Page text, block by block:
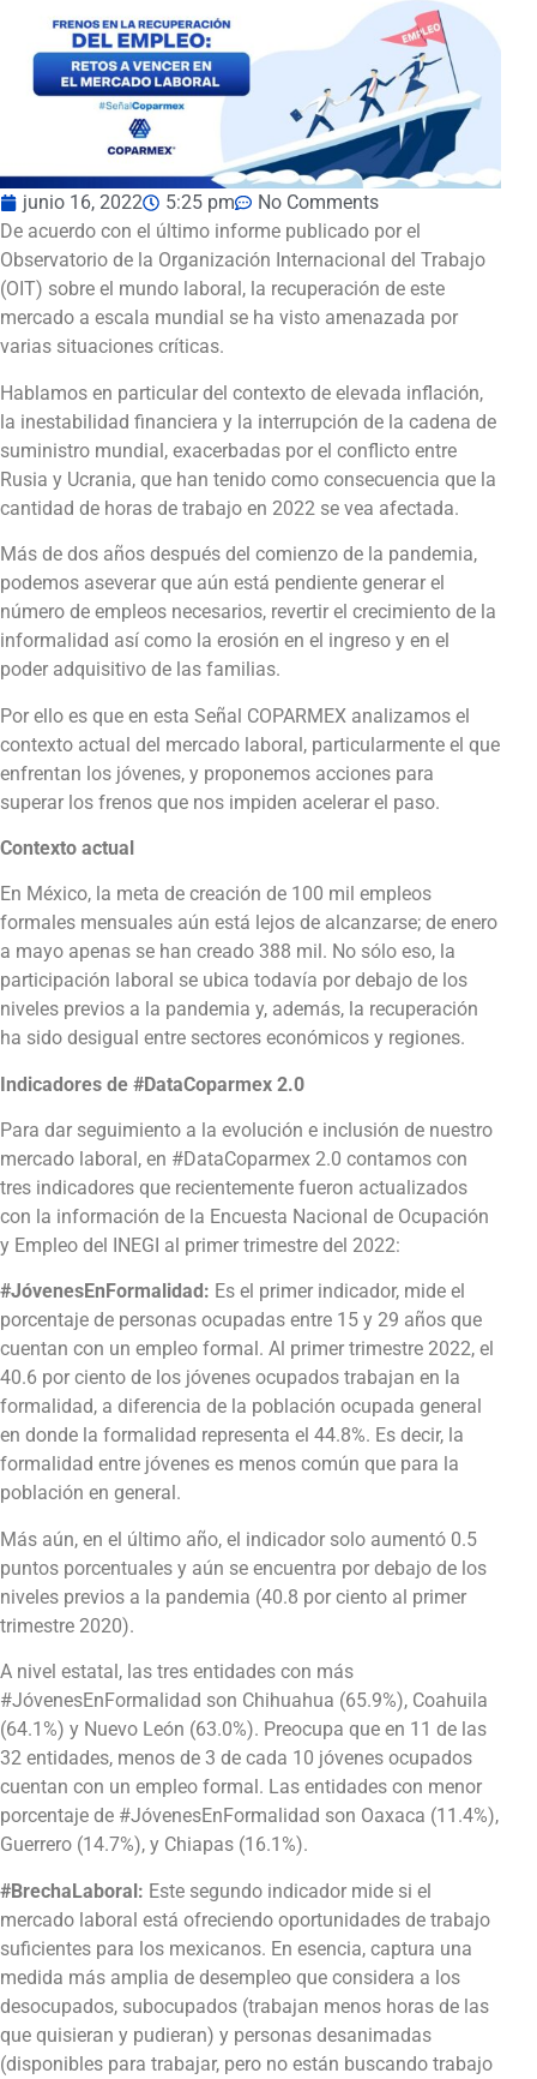
junio 16, 2022 5:25 pm
No Comments
De acuerdo con el último informe publicado por el
Observatorio de la Organización Internacional del Trabajo
(OIT) sobre el mundo laboral, la recuperación de este
mercado a escala mundial se ha visto amenazada por
varias situaciones críticas.
Hablamos en particular del contexto de elevada inflación,
la inestabilidad financiera y la interrupción de la cadena de
suministro mundial, exacerbadas por el conflicto entre
Rusia y Ucrania, que han tenido como consecuencia que la
cantidad de horas de trabajo en 2022 se vea afectada.
Más de dos años después del comienzo de la pandemia,
podemos aseverar que aún está pendiente generar el
número de empleos necesarios, revertir el crecimiento de la
informalidad así como la erosión en el ingreso y en el
poder adquisitivo de las familias.
Por ello es que en esta Señal COPARMEX analizamos el
contexto actual del mercado laboral, particularmente el que
enfrentan los jóvenes, y proponemos acciones para
superar los frenos que nos impiden acelerar el paso.
Contexto actual
En México, la meta de creación de 100 mil empleos
formales mensuales aún está lejos de alcanzarse; de enero
a mayo apenas se han creado 388 mil. No sólo eso, la
participación laboral se ubica todavía por debajo de los
niveles previos a la pandemia y, además, la recuperación
ha sido desigual entre sectores económicos y regiones.
Indicadores de #DataCoparmex 2.0
Para dar seguimiento a la evolución e inclusión de nuestro
mercado laboral, en #DataCoparmex 2.0 contamos con
tres indicadores que recientemente fueron actualizados
con la información de la Encuesta Nacional de Ocupación
y Empleo del INEGI al primer trimestre del 2022:
#JóvenesEnFormalidad: Es el primer indicador, mide el
porcentaje de personas ocupadas entre 15 y 29 años que
cuentan con un empleo formal. Al primer trimestre 2022, el
40.6 por ciento de los jóvenes ocupados trabajan en la
formalidad, a diferencia de la población ocupada general
en donde la formalidad representa el 44.8%. Es decir, la
formalidad entre jóvenes es menos común que para la
población en general.
Más aún, en el último año, el indicador solo aumentó 0.5
puntos porcentuales y aún se encuentra por debajo de los
niveles previos a la pandemia (40.8 por ciento al primer
trimestre 2020).
A nivel estatal, las tres entidades con más
#JóvenesEnFormalidad son Chihuahua (65.9%), Coahuila
(64.1%) y Nuevo León (63.0%). Preocupa que en 11 de las
32 entidades, menos de 3 de cada 10 jóvenes ocupados
cuentan con un empleo formal. Las entidades con menor
porcentaje de #JóvenesEnFormalidad son Oaxaca (11.4%),
Guerrero (14.7%), y Chiapas (16.1%).
#BrechaLaboral: Este segundo indicador mide si el
mercado laboral está ofreciendo oportunidades de trabajo
suficientes para los mexicanos. En esencia, captura una
medida más amplia de desempleo que considera a los
desocupados, subocupados (trabajan menos horas de las
que quisieran y pudieran) y personas desanimadas
(disponibles para trabajar, pero no están buscando trabajo